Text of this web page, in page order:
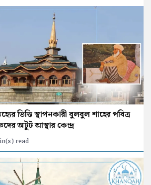
ভিত্তি স্থাপনকারী বুলবুল শাহের পবিত্র
অটুট আস্থার কেন্দ্র
read